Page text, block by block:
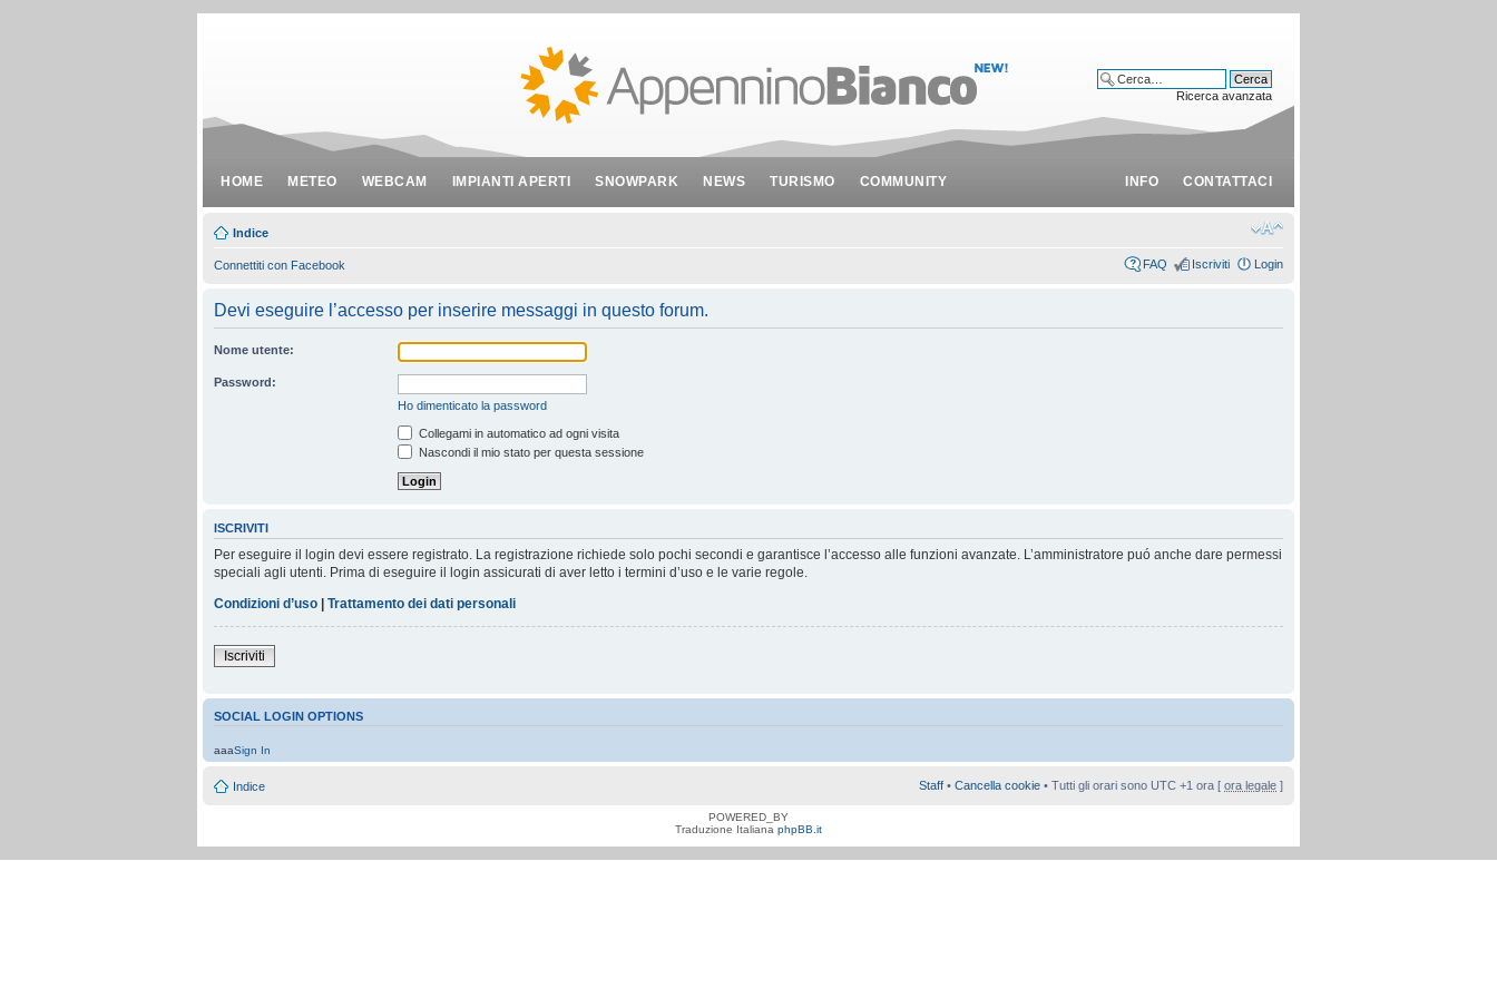
HOME METEO WEBCAM IMPIANTI APERTI SNOWPARK NEWS TURISMO COMMUNITY INFO CONTATTACI
Ricerca avanzata
Indice
Connettiti con Facebook FAQ Iscriviti Login
Devi eseguire l’accesso per inserire messaggi in questo forum.
Nome utente:
Password:
Ho dimenticato la password
Collegami in automatico ad ogni visita
Nascondi il mio stato per questa sessione
ISCRIVITI
Per eseguire il login devi essere registrato. La registrazione richiede solo pochi secondi e garantisce l’accesso alle funzioni avanzate. L’amministratore puó anche dare permessi
speciali agli utenti. Prima di eseguire il login assicurati di aver letto i termini d’uso e le varie regole.
Condizioni d’uso | Trattamento dei dati personali
Iscriviti
SOCIAL LOGIN OPTIONS
aaaSign In
Indice Staff • Cancella cookie • Tutti gli orari sono UTC +1 ora [ ora legale ]
POWERED_BY
Traduzione Italiana phpBB.it